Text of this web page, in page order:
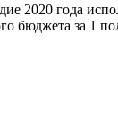
2020 года
бюджета за 1